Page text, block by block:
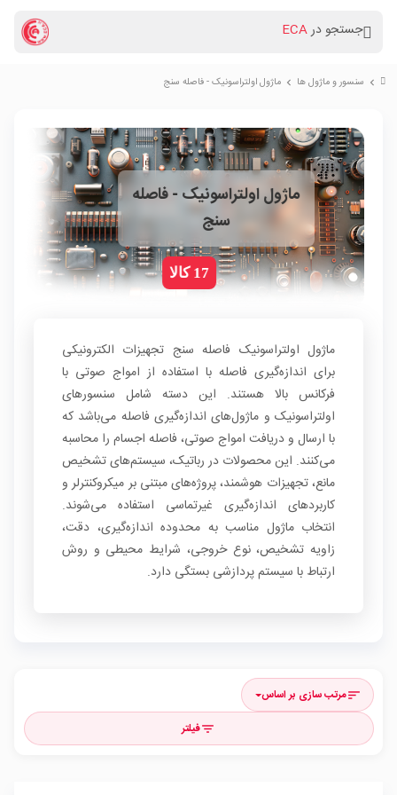
جستجو درECA
chevron_right سنسور و ماژول ها chevron_right ماژول اولتراسونیک - فاصله سنج
ماژول اولتراسونیک - فاصله
سنج
17 کالا
ماژول اولتراسونیک فاصله سنج تجهیزات الکترونیکی
برای اندازه‌گیری فاصله با استفاده از امواج صوتی با
فرکانس بالا هستند. این دسته شامل سنسورهای
اولتراسونیک و ماژول‌های اندازه‌گیری فاصله می‌باشد که
با ارسال و دریافت امواج صوتی، فاصله اجسام را محاسبه
می‌کنند. این محصولات در رباتیک، سیستم‌های تشخیص
مانع، تجهیزات هوشمند، پروژه‌های مبتنی بر میکروکنترلر و
کاربردهای اندازه‌گیری غیرتماسی استفاده می‌شوند.
انتخاب ماژول مناسب به محدوده اندازه‌گیری، دقت،
زاویه تشخیص، نوع خروجی، شرایط محیطی و روش
ارتباط با سیستم پردازشی بستگی دارد.
sortمرتب سازی بر اساس
filter_listفیلتر